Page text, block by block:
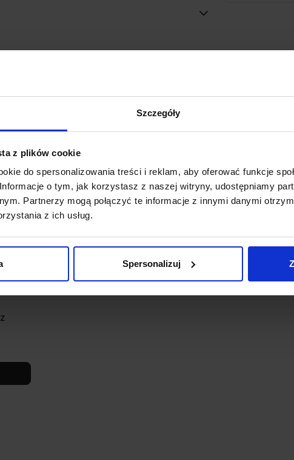
Szczegóły
z plików cookie
do spersonalizowania treści i reklam, aby oferować funkcje
o tym, jak korzystasz z naszej witryny, udostępniamy
Partnerzy mogą połączyć te informacje z innymi danymi
z ich usług.
Spersonalizuj